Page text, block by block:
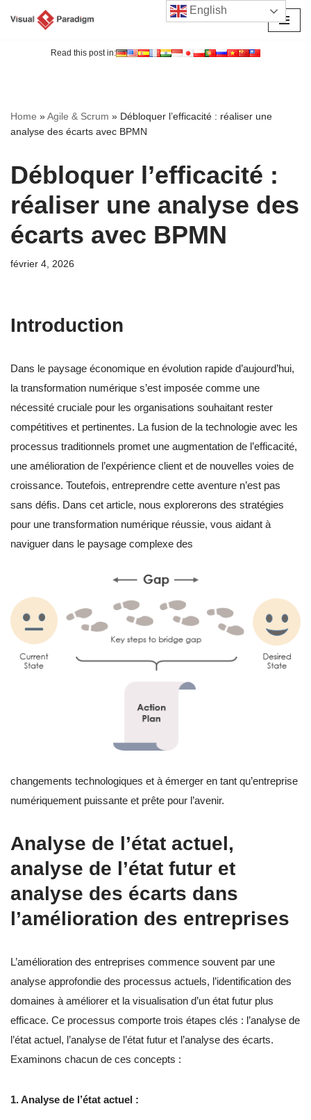
Read this post in:
Home »Agile & Scrum » Débloquer l’efficacité : réaliser une
analyse des écarts avec BPMN
Débloquer l’efficacité :
réaliser une analyse des
écarts avec BPMN
février 4, 2026
Introduction
Dans le paysage économique en évolution rapide d’aujourd’hui,
la transformation numérique s’est imposée comme une
nécessité cruciale pour les organisations souhaitant rester
compétitives et pertinentes. La fusion de la technologie avec les
processus traditionnels promet une augmentation de l’efficacité,
une amélioration de l’expérience client et de nouvelles voies de
croissance. Toutefois, entreprendre cette aventure n’est pas
sans défis. Dans cet article, nous explorerons des stratégies
pour une transformation numérique réussie, vous aidant à
naviguer dans le paysage complexe des
changements technologiques et à émerger en tant qu’entreprise
numériquement puissante et prête pour l’avenir.
Analyse de l’état actuel,
analyse de l’état futur et
analyse des écarts dans
l’amélioration des entreprises
L’amélioration des entreprises commence souvent par une
analyse approfondie des processus actuels, l’identification des
domaines à améliorer et la visualisation d’un état futur plus
efficace. Ce processus comporte trois étapes clés : l’analyse de
l’état actuel, l’analyse de l’état futur et l’analyse des écarts.
Examinons chacun de ces concepts :
1. Analyse de l’état actuel :
English